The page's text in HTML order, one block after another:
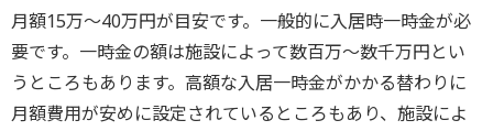
月額15万～40万円が目安です。一般的に入居時一時金が必
要です。一時金の額は施設によって数百万～数千万円とい
うところもあります。高額な入居一時金がかかる替わりに
月額費用が安めに設定されているところもあり、施設によ